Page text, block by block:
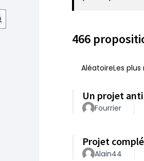
466
AléatoireLes
Un projet
Fourrier
Projet
Alain44